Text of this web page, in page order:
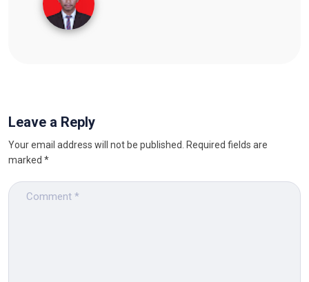
Leave a Reply
Your email address will not be published.
Required fields are
marked *